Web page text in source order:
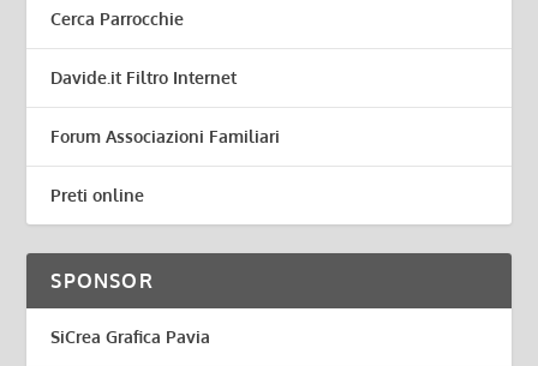
Cerca Parrocchie
Davide.it Filtro Internet
Forum Associazioni Familiari
Preti online
SPONSOR
SiCrea Grafica Pavia